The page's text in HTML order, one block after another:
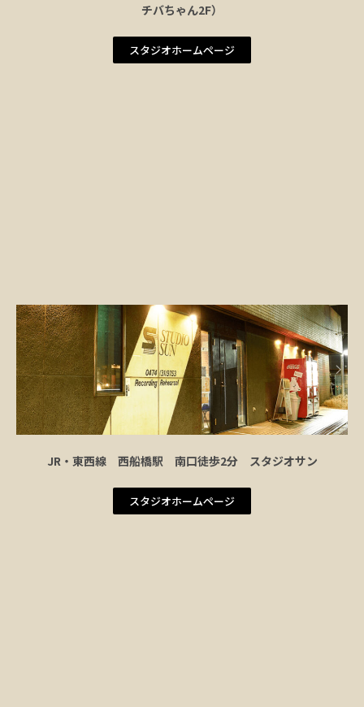
チバちゃん2F）
スタジオホームページ
JR・東西線 西船橋駅 南口徒歩2分 スタジオサン
スタジオホームページ